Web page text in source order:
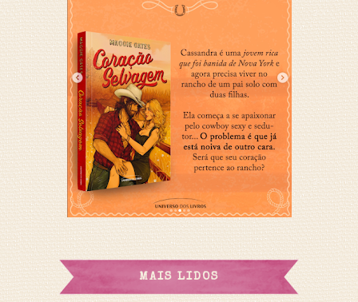
MAIS LIDOS